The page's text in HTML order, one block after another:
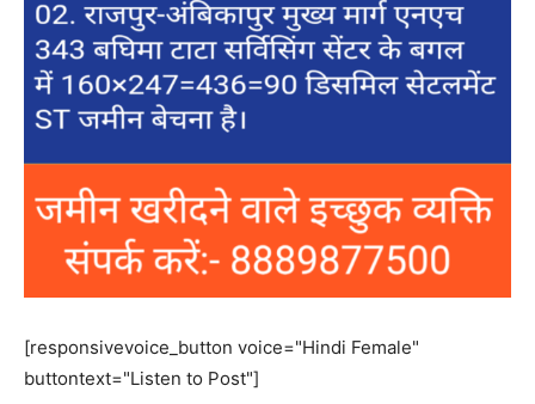
[responsivevoice_button voice="Hindi Female"
buttontext="Listen to Post"]